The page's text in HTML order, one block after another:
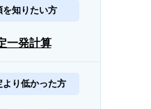
知りたい方
一発計算
り低かった方